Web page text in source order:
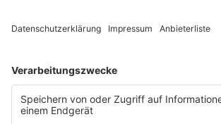
player.ffn.de/auszeitFM.m3u
Peppermint FM
player.ffn.de/peppermintfm.mp3
player.ffn.de/peppermintfm.m3u